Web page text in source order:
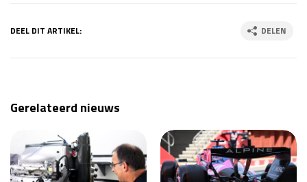
DEEL DIT ARTIKEL: DELEN
Gerelateerd nieuws